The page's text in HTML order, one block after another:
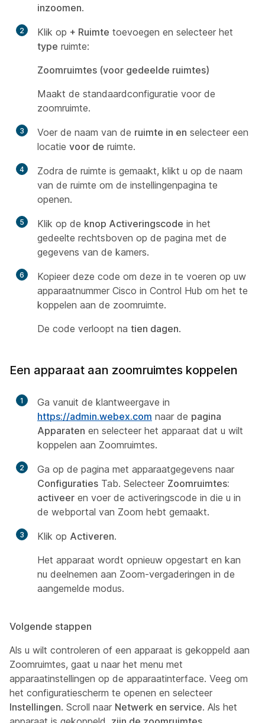
inzoomen.
2 Klik op + Ruimte toevoegen en selecteer het
type ruimte:
Zoomruimtes (voor gedeelde ruimtes)
Maakt de standaardconfiguratie voor de
zoomruimte.
3 Voer de naam van de ruimte in en selecteer een
locatie voor de ruimte.
4
Zodra de ruimte is gemaakt, klikt u op de naam
van de ruimte om de instellingenpagina te
openen.
5 Klik op de knop Activeringscode in het
gedeelte rechtsboven op de pagina met de
gegevens van de kamers.
6
Kopieer deze code om deze in te voeren op uw
apparaatnummer Cisco in Control Hub om het te
koppelen aan de zoomruimte.
De code verloopt na tien dagen.
Een apparaat aan zoomruimtes koppelen
1
Ga vanuit de klantweergave in
https://admin.webex.com naar de pagina
Apparaten en selecteer het apparaat dat u wilt
koppelen aan Zoomruimtes.
2
Ga op de pagina met apparaatgegevens naar
Configuraties Tab. Selecteer Zoomruimtes:
activeer en voer de activeringscode in die u in
de webportal van Zoom hebt gemaakt.
3 Klik op Activeren.
Het apparaat wordt opnieuw opgestart en kan
nu deelnemen aan Zoom-vergaderingen in de
aangemelde modus.
Volgende stappen
Als u wilt controleren of een apparaat is gekoppeld aan
Zoomruimtes, gaat u naar het menu met
apparaatinstellingen op de apparaatinterface. Veeg om
het configuratiescherm te openen en selecteer
Instellingen. Scroll naar Netwerk en service. Als het